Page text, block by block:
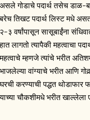
असले गोडाचे पदार्थ तसेच डाळ-
बरेच तिखट पदार्थ लिस्ट मधे
२-३ वर्षांपासून सासूबाईंना
हात लागतो त्यापैकी महत्वाचा
महत्वाचे म्हणजे त्यांचे भरीत
भाजलेल्या वांग्याचे भरीत आणि
घरची करण्याची पद्धत
याच्या चौकशीमधे भरीत खाल्लेला